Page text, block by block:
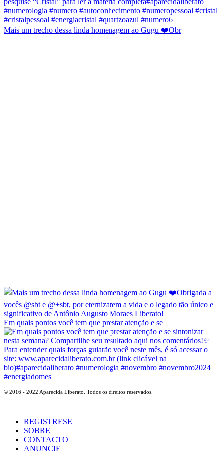
Mais um trecho dessa linda homenagem ao Gugu ❤️Obr
Em quais pontos você tem que prestar atenção e se
© 2016 - 2022 Aparecida Liberato. Todos os direitos reservados.
REGISTRESE
SOBRE
CONTACTO
ANUNCIE